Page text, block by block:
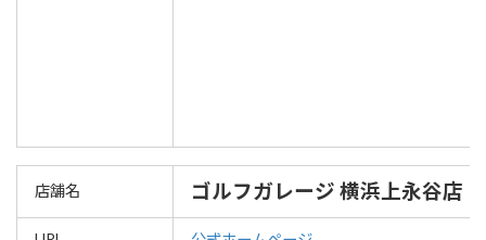
店舗名 ゴルフガレージ 横浜上永谷店